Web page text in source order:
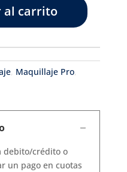
al carrito
, Maquillaje Pro,
debito/crédito o
un pago en cuotas